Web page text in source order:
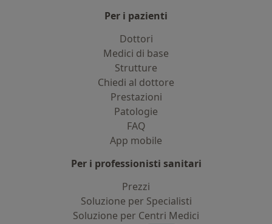
Per i pazienti
Dottori
Medici di base
Strutture
Chiedi al dottore
Prestazioni
Patologie
FAQ
App mobile
Per i professionisti sanitari
Prezzi
Soluzione per Specialisti
Soluzione per Centri Medici